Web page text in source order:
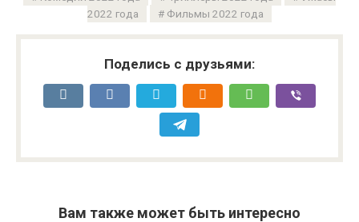
2022 года
Фильмы 2022 года
Поделись с друзьями:
Вам также может быть интересно